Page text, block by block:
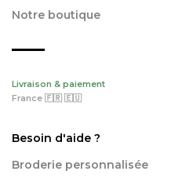
Notre boutique
Livraison & paiement
France 🇫🇷 🇪🇺
Besoin d'aide ?
Broderie personnalisée